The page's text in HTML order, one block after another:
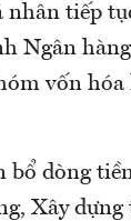
nhân tiếp
Ngân
vốn
bổ dòng
Xây